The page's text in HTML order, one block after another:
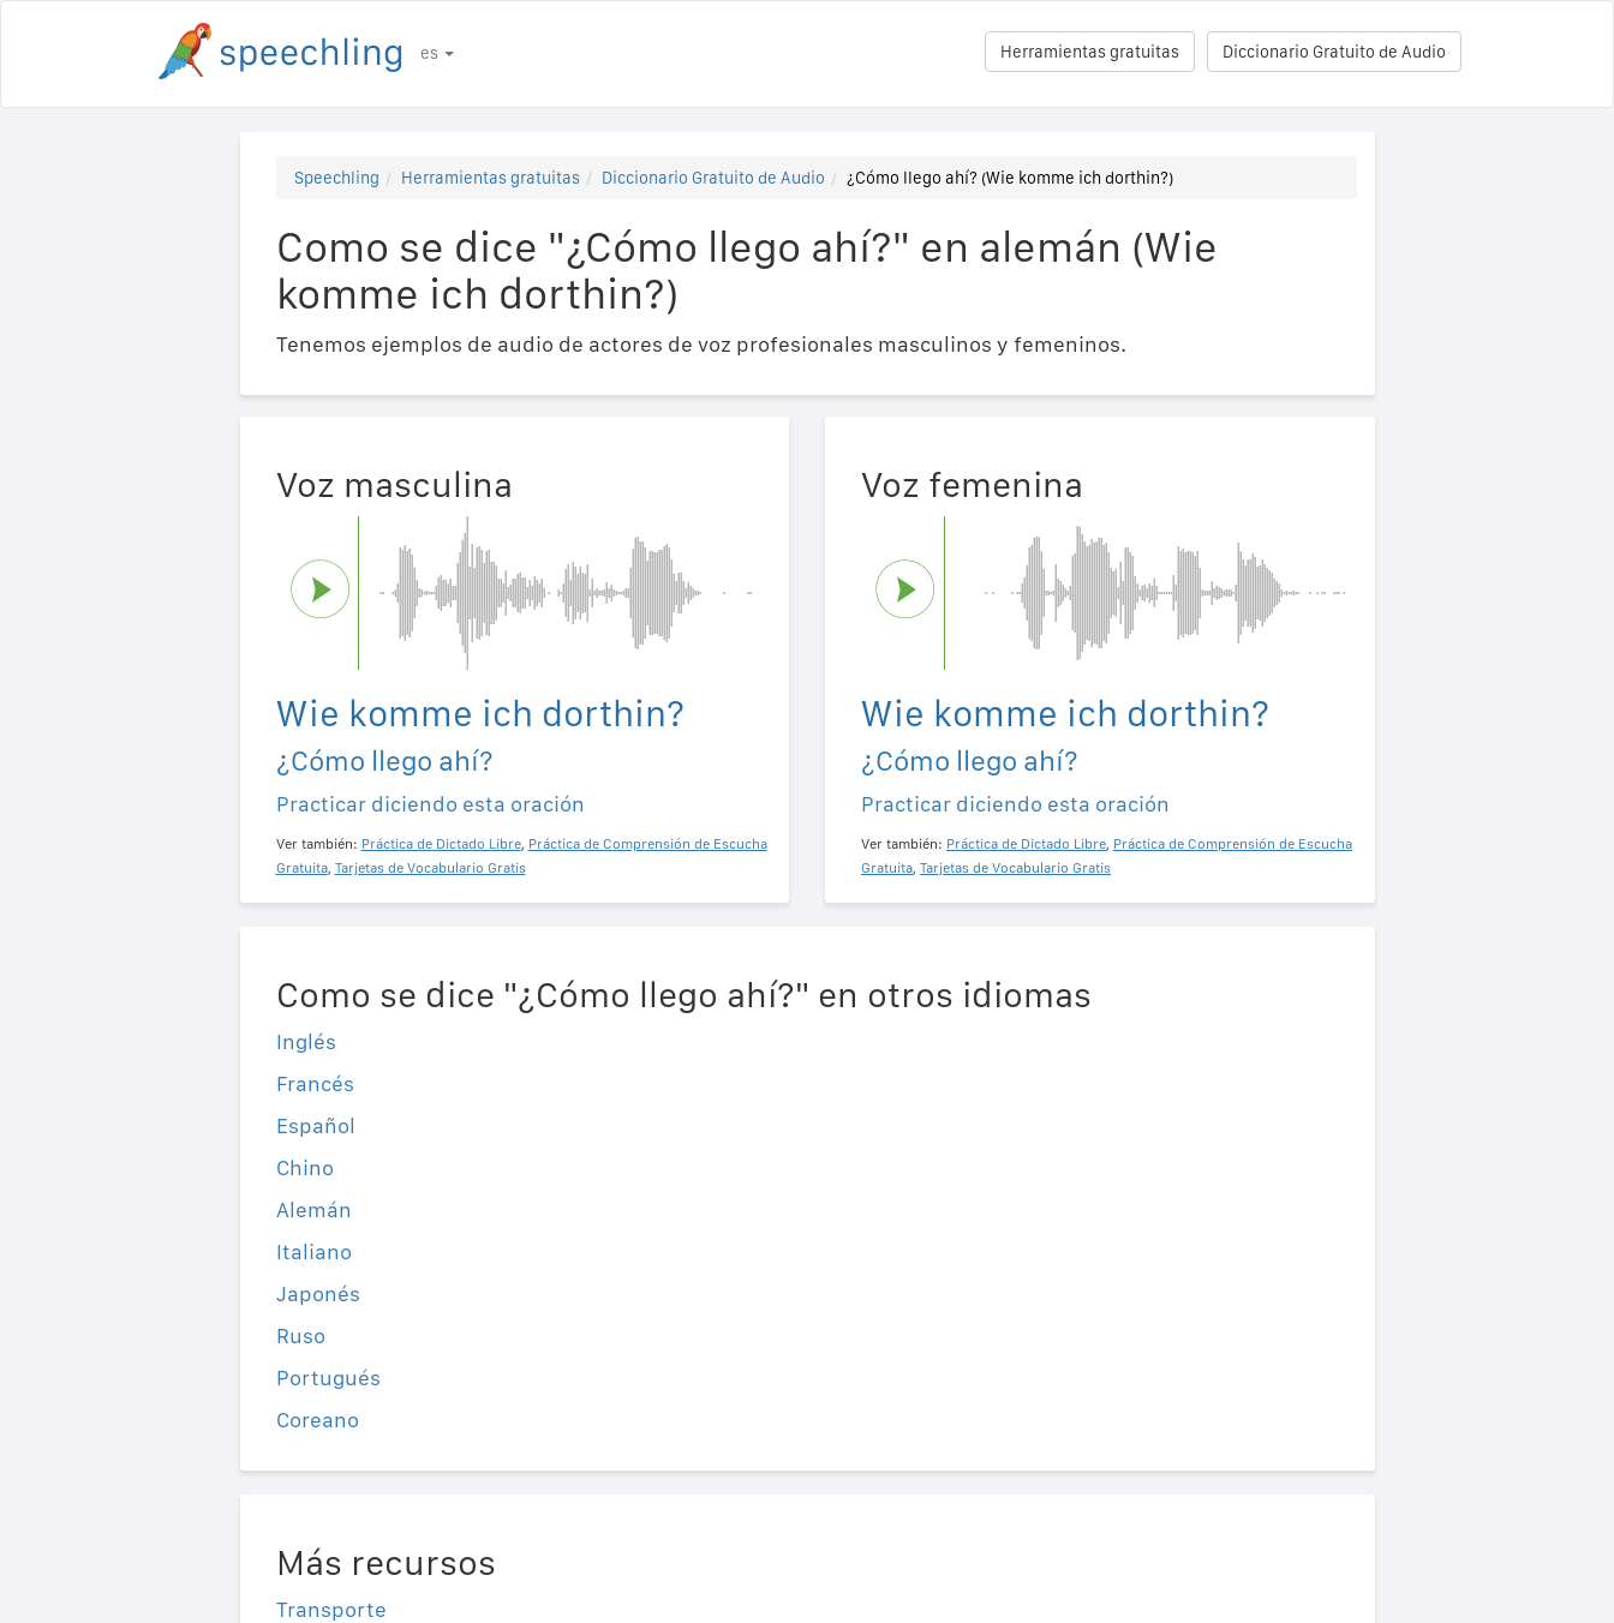
es Diccionario Gratuito de Audio
Herramientas gratuitas
Speechling Herramientas gratuitas Diccionario Gratuito de Audio ¿Cómo llego ahí? (Wie komme ich dorthin?)
Como se dice "¿Cómo llego ahí?" en alemán (Wie
komme ich dorthin?)
Tenemos ejemplos de audio de actores de voz profesionales masculinos y femeninos.
Voz masculina
Wie komme ich dorthin?
¿Cómo llego ahí?
Practicar diciendo esta oración
Ver también: Práctica de Dictado Libre, Práctica de Comprensión de Escucha
Gratuita, Tarjetas de Vocabulario Gratis
Voz femenina
Wie komme ich dorthin?
¿Cómo llego ahí?
Practicar diciendo esta oración
Ver también: Práctica de Dictado Libre, Práctica de Comprensión de Escucha
Gratuita, Tarjetas de Vocabulario Gratis
Como se dice "¿Cómo llego ahí?" en otros idiomas
Inglés
Francés
Español
Chino
Alemán
Italiano
Japonés
Ruso
Portugués
Coreano
Más recursos
Transporte